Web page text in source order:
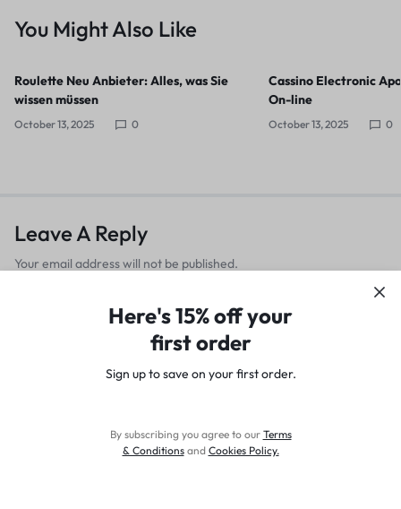
You Might Also Like
Roulette Neu Anbieter: Alles, was Sie
wissen müssen
October 13, 2025 0
Cassino Electronic
On-line
October 13, 2025 0
Leave A Reply
Your email address will not be published.
Here's 15% off your
first order
Sign up to save on your first order.​
By subscribing you agree to our Terms
& Conditionsand Cookies Policy.